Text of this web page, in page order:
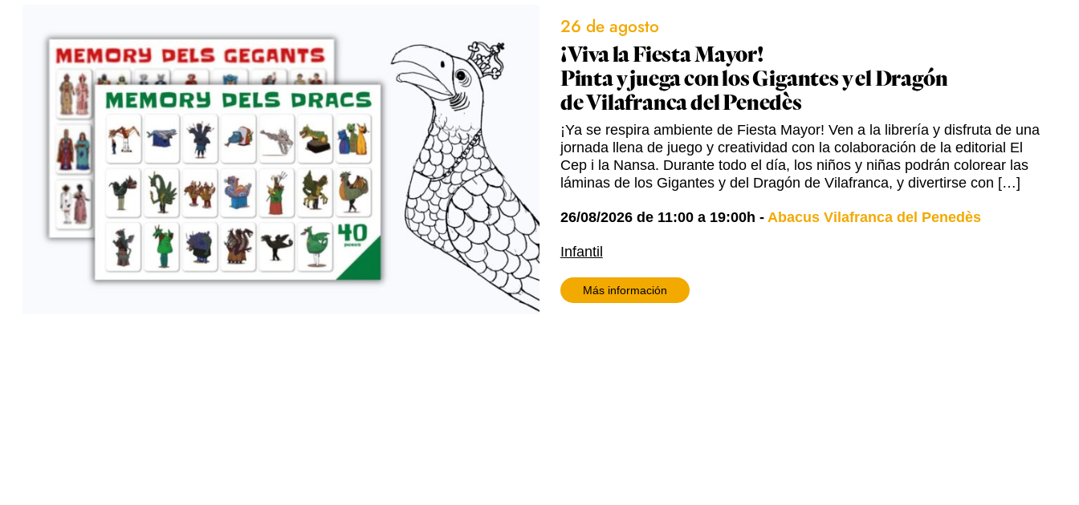
26 de agosto
¡Viva la Fiesta Mayor!
Pinta y juega con los Gigantes y el Dragón
de Vilafranca del Penedès
¡Ya se respira ambiente de Fiesta Mayor! Ven a la librería y disfruta de una
jornada llena de juego y creatividad con la colaboración de la editorial El
Cep i la Nansa. Durante todo el día, los niños y niñas podrán colorear las
láminas de los Gigantes y del Dragón de Vilafranca, y divertirse con […]
26/08/2026 de 11:00 a 19:00h - Abacus Vilafranca del Penedès
Infantil
Más información